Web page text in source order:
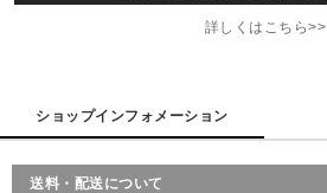
詳しくはこちら>>
ショップインフォメーション
送料・配送について